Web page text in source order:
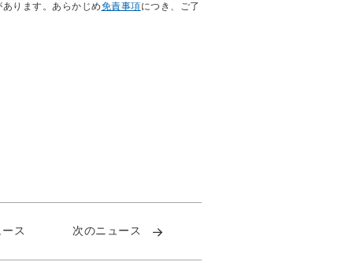
ります。あらかじめ免責事項につき、ご了
ス 次のニュース